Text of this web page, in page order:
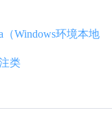
Windows环境本地
类